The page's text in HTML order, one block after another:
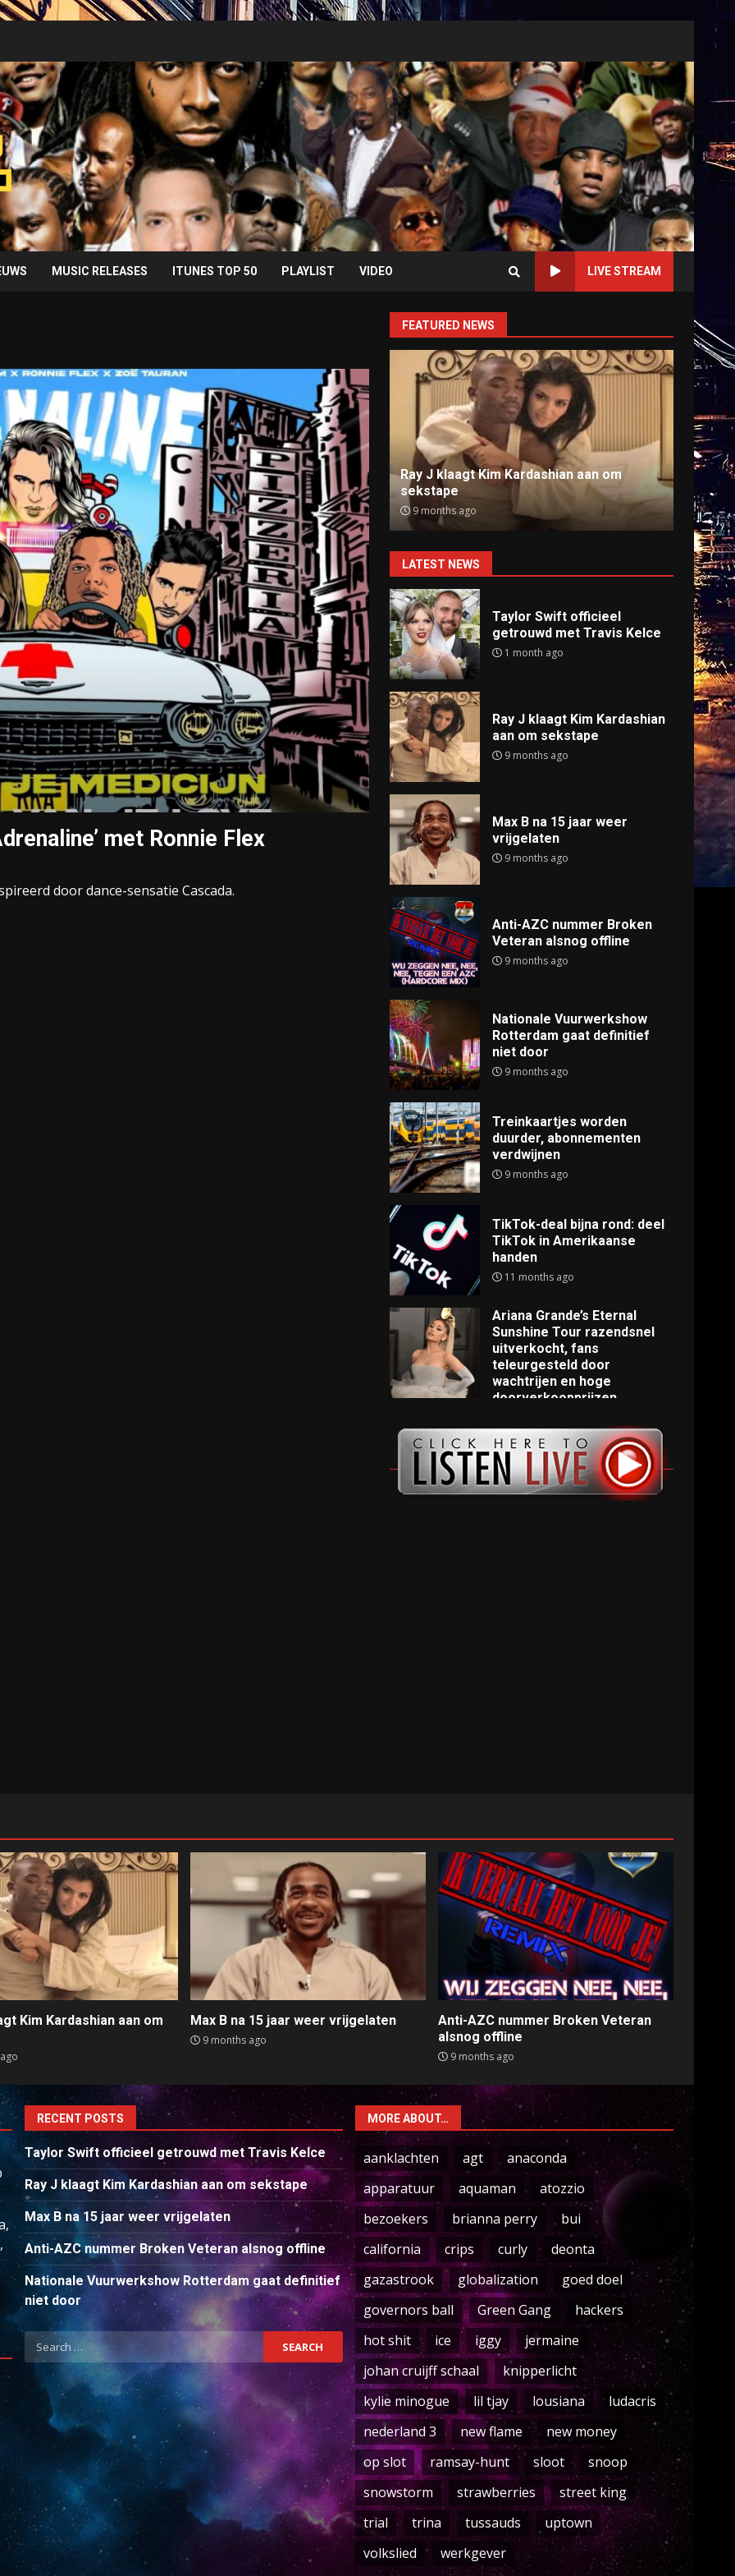
MUSIC RELEASES ITUNES TOP 50 PLAYLIST VIDEO LIVE STREAM
met Ronnie Flex
door dance-sensatie Cascada.
FEATURED NEWS
Taylor Swift officieel getrouwd met Travis
Kelce
1 month ago
Ray J klaagt Kim Kardashian aan om
sekstape
9 months ago
Anti-
9
LATEST NEWS
Taylor Swift officieel
getrouwd met Travis Kelce
1 month ago
Ray J klaagt Kim Kardashian
aan om sekstape
9 months ago
Max B na 15 jaar weer
vrijgelaten
9 months ago
Anti-AZC nummer Broken
Veteran alsnog offline
9 months ago
Nationale Vuurwerkshow
Rotterdam gaat definitief
niet door
9 months ago
Treinkaartjes worden
duurder, abonnementen
verdwijnen
9 months ago
TikTok-deal bijna rond: deel
TikTok in Amerikaanse
handen
11 months ago
Ariana Grande’s Eternal
Sunshine Tour razendsnel
uitverkocht, fans
teleurgesteld door
wachtrijen en hoge
doorverkoopprijzen
Kim Kardashian aan om
Max B na 15 jaar weer vrijgelaten
9 months ago
Anti-AZC nummer Broken Veteran
alsnog offline
9 months ago
RECENT POSTS
Taylor Swift officieel getrouwd met Travis Kelce
Ray J klaagt Kim Kardashian aan om sekstape
Max B na 15 jaar weer vrijgelaten
Anti-AZC nummer Broken Veteran alsnog offline
Nationale Vuurwerkshow Rotterdam gaat definitief
niet door
Search
for:
MORE ABOUT…
aanklachten agt
anaconda
apparatuur
aquaman
atozzio
bezoekers
brianna perry
bui
california
crips curly
deonta
gazastrook
globalization
goed doel
governors ball
Green Gang
hackers
hot shit
ice iggy
jermaine
johan cruijff schaal
knipperlicht
kylie minogue
lil tjay lousiana
ludacris
nederland 3
new flame
new money
op slot
ramsay-hunt sloot
snoop
snowstorm
strawberries
street king
trial
trina tussauds
uptown
volkslied
werkgever